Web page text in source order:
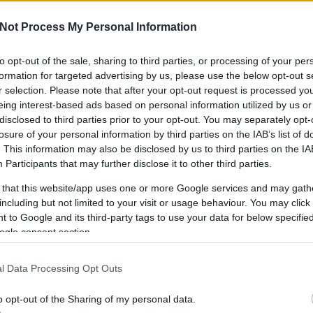
Process My Personal Information
opt-out of the sale, sharing to third parties, or processing of your
for targeted advertising by us, please use the below opt-out
selection. Please note that after your opt-out request is processed
interest-based ads based on personal information utilized by us
to third parties prior to your opt-out. You may separately
of your personal information by third parties on the IAB’s list of
This information may also be disclosed by us to third parties on the
Participants that may further disclose it to other third parties.
that this website/app uses one or more Google services and may
but not limited to your visit or usage behaviour. You may
to Google and its third-party tags to use your data for below
consent section.
Data Processing Opt Outs
opt-out of the Sharing of my personal data.
GYEREKKEL SZOKNYÁBAN
KÜLDJ FOTÓT